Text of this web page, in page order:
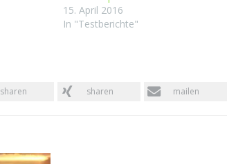
15. April 2016
In "Testberichte"
sharen sharen mailen